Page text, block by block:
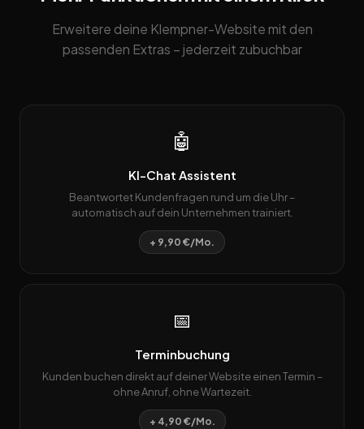
Erweitere deine Klempner-Website mit den
passenden Extras – jederzeit zubuchbar
🤖
KI-Chat Assistent
Beantwortet Kundenfragen rund um die Uhr –
automatisch auf dein Unternehmen trainiert.
+ 9,90 €/Mo.
📅
Terminbuchung
Kunden buchen direkt auf deiner Website einen Termin –
ohne Anruf, ohne Wartezeit.
+ 4,90 €/Mo.